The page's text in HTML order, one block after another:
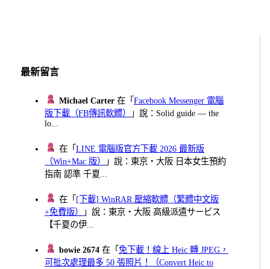
最新留言
Michael Carter 在「Facebook Messenger 電腦
版下載（FB傳訊軟體）
」說：Solid guide — the
lo...
在「LINE 電腦版官方下載 2026 最新版
（Win+Mac 版）
」說：東京・大阪 日本女生預約
指南 認準 千夏...
在「 [下載] WinRAR 壓縮軟體（繁體中文版
+免費版）
」說：東京・大阪 高級派遣サービス
【千夏の伊...
bowie 2674 在「免下載！線上 Heic 轉 JPEG，
可批次處理最多 50 張照片！（Convert Heic to